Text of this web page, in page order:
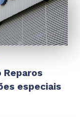
Reparos
especiais